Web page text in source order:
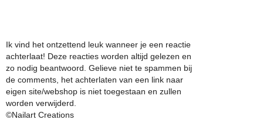
Ik vind het ontzettend leuk wanneer je een reactie
achterlaat! Deze reacties worden altijd gelezen en
zo nodig beantwoord. Gelieve niet te spammen bij
de comments, het achterlaten van een link naar
eigen site/webshop is niet toegestaan en zullen
worden verwijderd.
©Nailart Creations